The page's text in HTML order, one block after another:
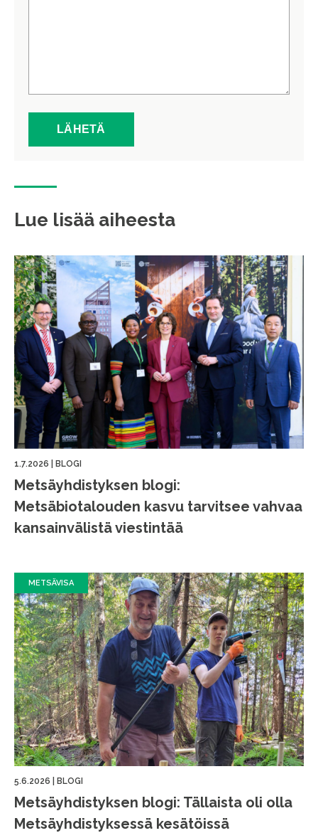
Lue lisää aiheesta
1.7.2026 BLOGI
Metsäyhdistyksen blogi:
Metsäbiotalouden kasvu tarvitsee vahvaa
kansainvälistä viestintää
METSÄVISA
5.6.2026 BLOGI
Metsäyhdistyksen blogi: Tällaista oli olla
Metsäyhdistyksessä kesätöissä